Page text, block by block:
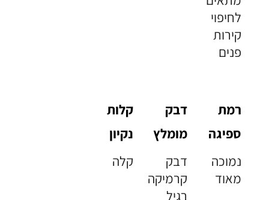
לחיפוי
קירות
פנים
רמת
ספיגה
נמוכה
מאוד
דבק
מומלץ
דבק
קרמיקה
רגיל
קלות
נקיון
קלה